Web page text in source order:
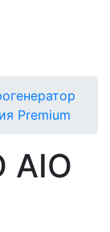
Premium
AIO